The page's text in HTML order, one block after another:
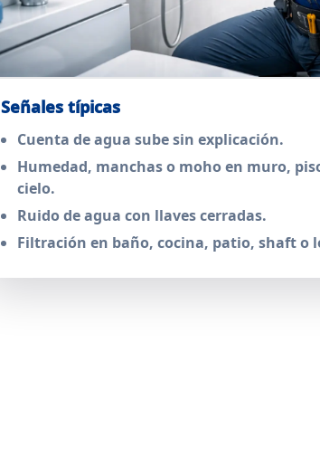
Señales típicas
Cuenta de agua sube sin explicación.
Humedad, manchas o moho en muro,
cielo.
Ruido de agua con llaves cerradas.
Filtración en baño, cocina, patio, shaft o